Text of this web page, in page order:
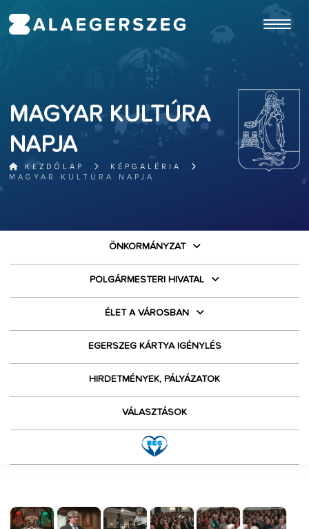
MAGYAR KULTÚRA
NAPJA
KEZDŐLAP
KÉPGALÉRIA
MAGYAR KULTÚRA NAPJA
ÖNKORMÁNYZAT
POLGÁRMESTERI HIVATAL
ÉLET A VÁROSBAN
EGERSZEG KÁRTYA IGÉNYLÉS
HIRDETMÉNYEK, PÁLYÁZATOK
VÁLASZTÁSOK